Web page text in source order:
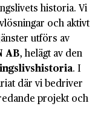
historia. Vi
och aktivt
utförs av
AB, helägt av den
. I
där vi bedriver
projekt och